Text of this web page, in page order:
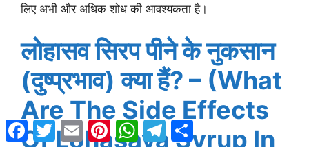
लिए अभी और अधिक शोध की आवश्यकता है।
लोहासव सिरप पीने के नुकसान
(दुष्प्रभाव) क्या हैं? – (What
Are The Side Effects
Of Lohasava Syrup In
Facebook
TwitterEmail PinterestWhatsApp
Telegram